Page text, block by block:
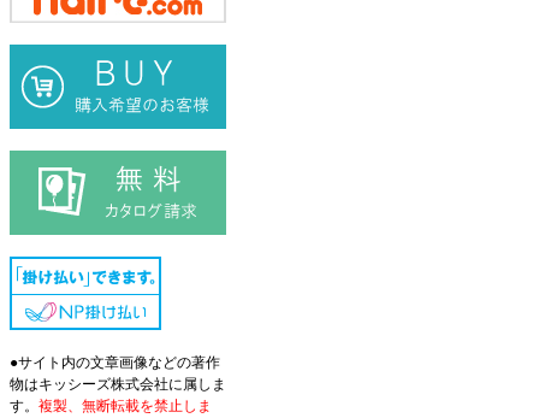
●サイト内の文章画像などの著作
物はキッシーズ株式会社に属しま
す。 複製、無断転載を禁止しま